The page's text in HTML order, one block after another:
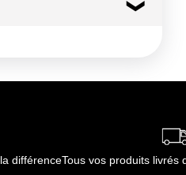
après ouverture
:
transmises
de Transgourmet
différenceTous vos produits livrés